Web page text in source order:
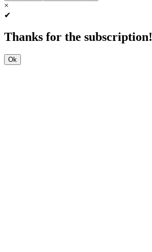
×
✔
Thanks for the subscription!
Ok